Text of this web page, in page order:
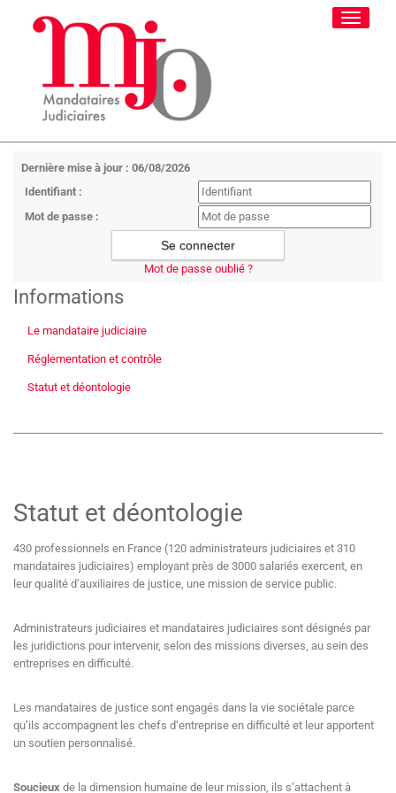
Toggle
Dernière mise à jour : 06/08/2026
Identifiant :
Mot de passe :
Mot de passe oublié ?
Informations
Le mandataire judiciaire
Réglementation et contrôle
Statut et déontologie
Statut et déontologie
430 professionnels en France (120 administrateurs judiciaires et 310
mandataires judiciaires) employant près de 3000 salariés exercent, en
leur qualité d’auxiliaires de justice, une mission de service public.
Administrateurs judiciaires et mandataires judiciaires sont désignés par
les juridictions pour intervenir, selon des missions diverses, au sein des
entreprises en difficulté.
Les mandataires de justice sont engagés dans la vie sociétale parce
qu’ils accompagnent les chefs d’entreprise en difficulté et leur apportent
un soutien personnalisé.
Soucieux de la dimension humaine de leur mission, ils s’attachent à